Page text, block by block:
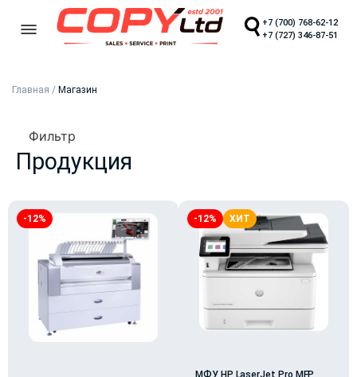
+7 (700) 768-62-12
+7 (727) 346-87-51
Главная / Магазин
Фильтр
Продукция
-12% -12% ХИТ
МФУ HP LaserJet Pro MFP